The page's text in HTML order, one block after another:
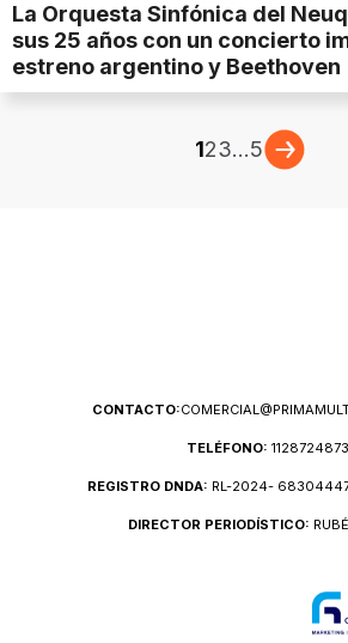
La Orquesta Sinfónica del
sus 25 años con un concierto
estreno argentino y Beethoven
123...5
CONTACTO:
TELÉFONO: 1128724873
REGISTRO DNDA: RL-2024-
DIRECTOR PERIODÍSTICO: